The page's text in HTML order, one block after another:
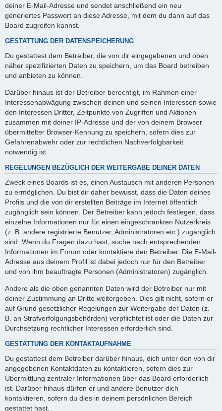
deiner E-Mail-Adresse und sendet anschließend ein neu
generiertes Passwort an diese Adresse, mit dem du dann auf das
Board zugreifen kannst.
GESTATTUNG DER DATENSPEICHERUNG
Du gestattest dem Betreiber, die von dir eingegebenen und oben
näher spezifizierten Daten zu speichern, um das Board betreiben
und anbieten zu können.
Darüber hinaus ist der Betreiber berechtigt, im Rahmen einer
Interessenabwägung zwischen deinen und seinen Interessen sowie
den Interessen Dritter, Zeitpunkte von Zugriffen und Aktionen
zusammen mit deiner IP-Adresse und der von deinem Browser
übermittelter Browser-Kennung zu speichern, sofern dies zur
Gefahrenabwehr oder zur rechtlichen Nachverfolgbarkeit
notwendig ist.
REGELUNGEN BEZÜGLICH DER WEITERGABE DEINER DATEN
Zweck eines Boards ist es, einen Austausch mit anderen Personen
zu ermöglichen. Du bist dir daher bewusst, dass die Daten deines
Profils und die von dir erstellten Beiträge im Internet öffentlich
zugänglich sein können. Der Betreiber kann jedoch festlegen, dass
einzelne Informationen nur für einen eingeschränkten Nutzerkreis
(z. B. andere registrierte Benutzer, Administratoren etc.) zugänglich
sind. Wenn du Fragen dazu hast, suche nach entsprechenden
Informationen im Forum oder kontaktiere den Betreiber. Die E-Mail-
Adresse aus deinem Profil ist dabei jedoch nur für den Betreiber
und von ihm beauftragte Personen (Administratoren) zugänglich.
Andere als die oben genannten Daten wird der Betreiber nur mit
deiner Zustimmung an Dritte weitergeben. Dies gilt nicht, sofern er
auf Grund gesetzlicher Regelungen zur Weitergabe der Daten (z.
B. an Strafverfolgungsbehörden) verpflichtet ist oder die Daten zur
Durchsetzung rechtlicher Interessen erforderlich sind.
GESTATTUNG DER KONTAKTAUFNAHME
Du gestattest dem Betreiber darüber hinaus, dich unter den von dir
angegebenen Kontaktdaten zu kontaktieren, sofern dies zur
Übermittlung zentraler Informationen über das Board erforderlich
ist. Darüber hinaus dürfen er und andere Benutzer dich
kontaktieren, sofern du dies in deinem persönlichen Bereich
gestattet hast.